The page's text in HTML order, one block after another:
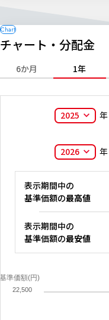
チャート・分配金
6か月 1年
2025 年
2026 年
表示期間中の
基準価額の最高値
表示期間中の
基準価額の最安値
基準価額(円)
22,500